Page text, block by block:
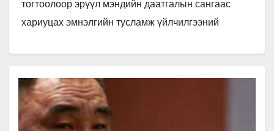
тогтоолоор эрүүл мэндийн даатгалын сангаас
хариуцах эмнэлгийн тусламж үйлчилгээний